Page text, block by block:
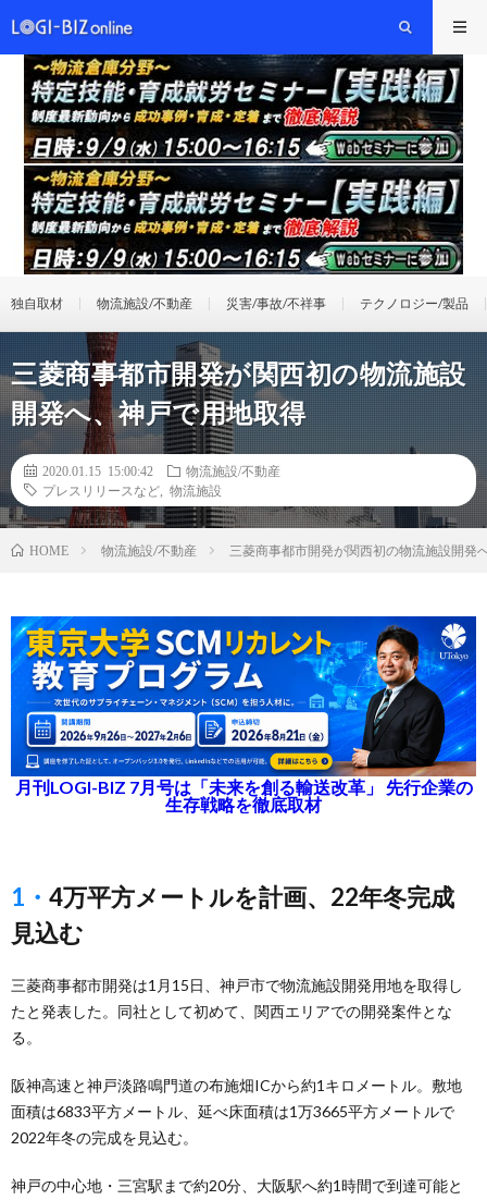
独自取材 物流施設/不動産 災害/事故/不祥事 テクノロジー/製品
三菱商事都市開発が関西初の物流施設
開発へ、神戸で用地取得
2020.01.15 15:00:42
物流施設/不動産
プレスリリースなど
物流施設
HOME 物流施設/不動産 三菱商事都市開発が関西初の物流施設開発
月刊LOGI-BIZ 7月号は「未来を創る輸送改革」 先行企業の
生存戦略を徹底取材
1・4万平方メートルを計画、22年冬完成
見込む
三菱商事都市開発は1月15日、神戸市で物流施設開発用地を取得し
たと発表した。同社として初めて、関西エリアでの開発案件とな
る。
阪神高速と神戸淡路鳴門道の布施畑ICから約1キロメートル。敷地
面積は6833平方メートル、延べ床面積は1万3665平方メートルで
2022年冬の完成を見込む。
神戸の中心地・三宮駅まで約20分、大阪駅へ約1時間で到達可能と